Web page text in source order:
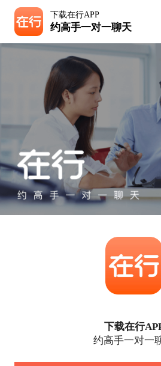
下载在行APP
约高手一对一聊天
下载在行
约高手一对一